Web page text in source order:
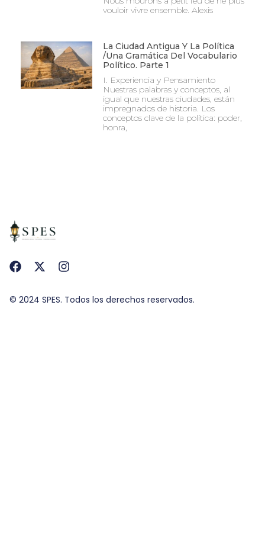
vouloir vivre ensemble. Alexis
La Ciudad Antigua Y La Política
/Una Gramática Del Vocabulario
Político. Parte 1
I. Experiencia y Pensamiento
Nuestras palabras y conceptos, al
igual que nuestras ciudades, están
impregnados de historia. Los
conceptos clave de la política: poder,
honra,
© 2024 SPES. Todos los derechos reservados.